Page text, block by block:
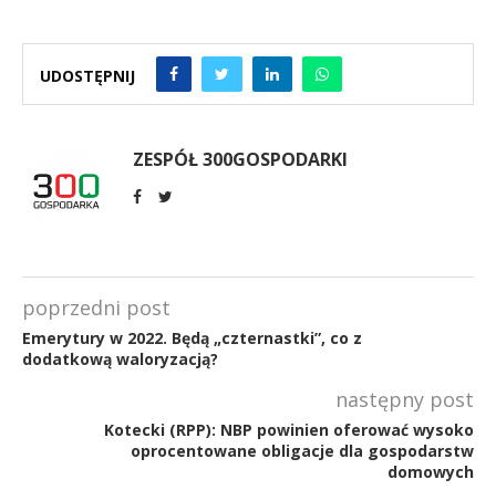
UDOSTĘPNIJ
ZESPÓŁ 300GOSPODARKI
poprzedni post
Emerytury w 2022. Będą „czternastki”, co z
dodatkową waloryzacją?
następny post
Kotecki (RPP): NBP powinien oferować wysoko
oprocentowane obligacje dla gospodarstw
domowych